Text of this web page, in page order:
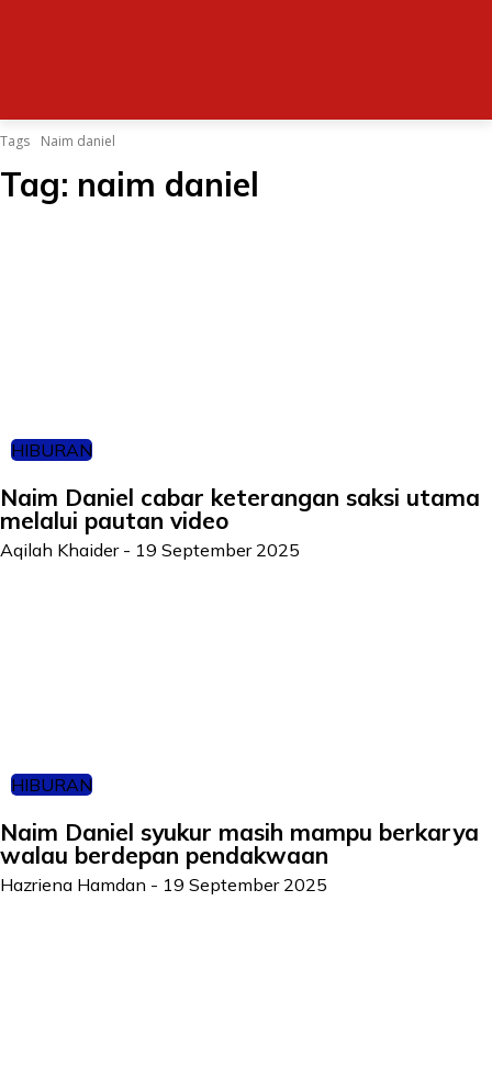
Tags Naim daniel
Tag: naim daniel
HIBURAN
Naim Daniel cabar keterangan saksi utama
melalui pautan video
Aqilah Khaider - 19 September 2025
HIBURAN
Naim Daniel syukur masih mampu berkarya
walau berdepan pendakwaan
Hazriena Hamdan - 19 September 2025